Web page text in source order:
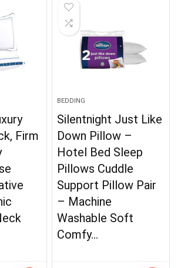
Firm
BEDDING
Silentnight Just Like
Down Pillow –
Hotel Bed Sleep
Pillows Cuddle
Support Pillow Pair
– Machine
Washable Soft
Comfy…